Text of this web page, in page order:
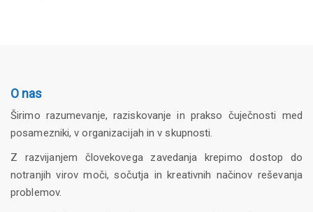
O nas
Širimo razumevanje, raziskovanje in prakso čuječnosti med
posamezniki, v organizacijah in v skupnosti.
Z razvijanjem človekovega zavedanja krepimo dostop do
notranjih virov moči, sočutja in kreativnih načinov reševanja
problemov.